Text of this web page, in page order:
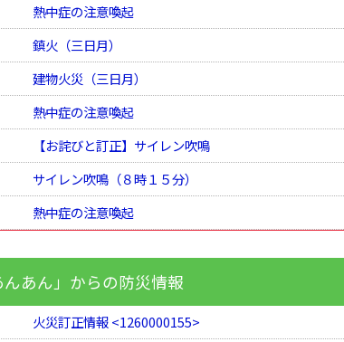
熱中症の注意喚起
鎮火（三日月）
建物火災（三日月）
熱中症の注意喚起
【お詫びと訂正】サイレン吹鳴
サイレン吹鳴（８時１５分）
熱中症の注意喚起
あん」からの防災情報
火災訂正情報 <1260000155>